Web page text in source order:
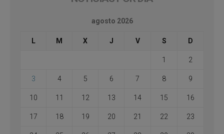
agosto 2026
L M X J V S D
1 2
3 4 5 6 7 8 9
10 11 12 13 14 15 16
17 18 19 20 21 22 23